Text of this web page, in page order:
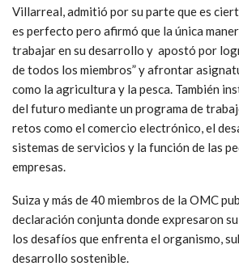
Villarreal, admitió por su parte que es
es perfecto pero afirmó que la única
trabajar en su desarrollo y apostó por
de todos los miembros” y afrontar
como la agricultura y la pesca. También
del futuro mediante un programa de
retos como el comercio electrónico, el
sistemas de servicios y la función de las
empresas.
Suiza y más de 40 miembros de la OMC
declaración conjunta donde expresaron
los desafíos que enfrenta el organismo,
desarrollo sostenible.